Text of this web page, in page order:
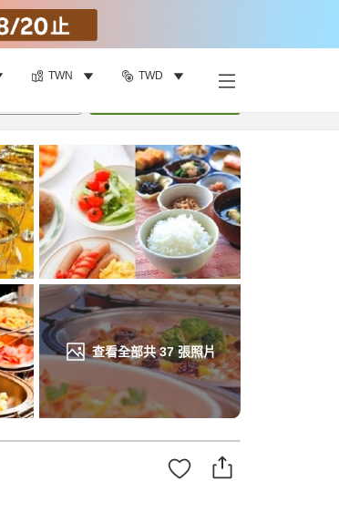
TWN TWD
查看全部共37張照片